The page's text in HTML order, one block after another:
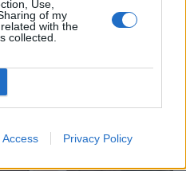
Use,
of my
with the
collected.
Access Privacy Policy